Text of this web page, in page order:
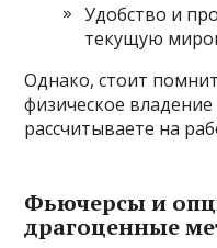
Удобство и
текущую
Однако, стоит
физическое
рассчитываете на
Фьючерсы и
драгоценные